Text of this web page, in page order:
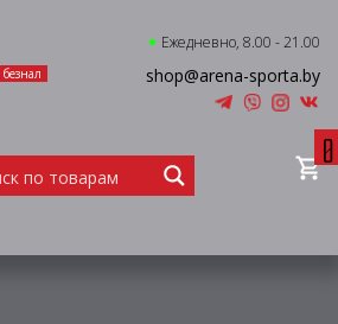
безнал
Ежедневно, 8.00 - 21.00
shop@arena-sporta.by
0